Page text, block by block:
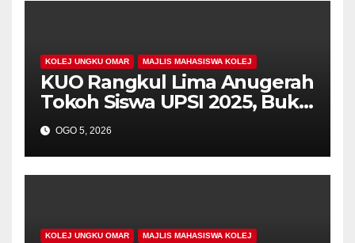
KOLEJ UNGKU OMAR MAJLIS MAHASISWA KOLEJ
KUO Rangkul Lima Anugerah
Tokoh Siswa UPSI 2025, Bukti
Kecemerlangan Mahasiswa
Holistik
OGO 5, 2026
KOLEJ UNGKU OMAR MAJLIS MAHASISWA KOLEJ